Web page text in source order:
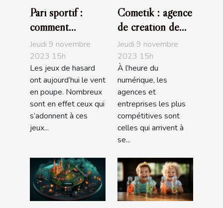
Pari sportif :
comment
maximiser vos
chances de
gagner ?
Jeudi 9 novembre
2023 15h
Les jeux de hasard
ont aujourd’hui le vent
en poupe. Nombreux
sont en effet ceux qui
s’adonnent à ces
jeux...
Cometik : agence
de création de
sites internet
Jeudi 9 novembre
2023 15h
À l’heure du
numérique, les
agences et
entreprises les plus
compétitives sont
celles qui arrivent à
se...